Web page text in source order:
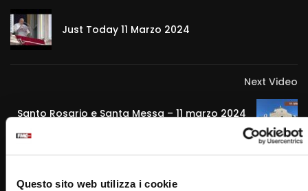
Questo sito web utilizza i cookie
Just Today 11 Marzo 2024
Next Video
Santo Rosario e Santa Messa – 11 marzo 2024
fr. Enrico Russotto